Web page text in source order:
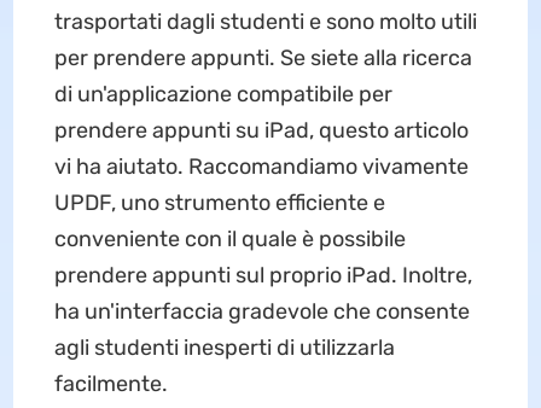
trasportati dagli studenti e sono molto utili
per prendere appunti. Se siete alla ricerca
di un'applicazione compatibile per
prendere appunti su iPad, questo articolo
vi ha aiutato. Raccomandiamo vivamente
UPDF, uno strumento efficiente e
conveniente con il quale è possibile
prendere appunti sul proprio iPad. Inoltre,
ha un'interfaccia gradevole che consente
agli studenti inesperti di utilizzarla
facilmente.